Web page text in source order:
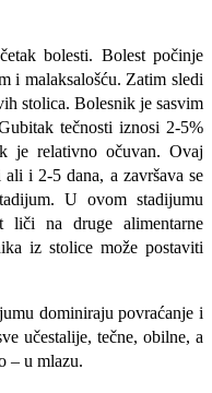
bolesti. Bolest počinje
i malaksalošću. Zatim sledi
stolica. Bolesnik je sasvim
tečnosti iznosi 2-5%
je relativno očuvan. Ovaj
i 2-5 dana, a završava se
U ovom stadijumu
liči na druge alimentarne
iz stolice može postaviti
dominiraju povraćanje i
učestalije, tečne, obilne, a
– u mlazu.